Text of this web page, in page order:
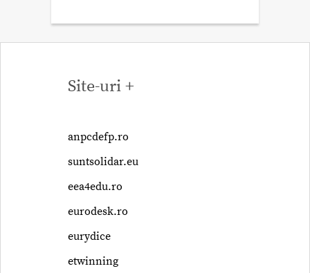
Site-uri +
anpcdefp.ro
suntsolidar.eu
eea4edu.ro
eurodesk.ro
eurydice
etwinning